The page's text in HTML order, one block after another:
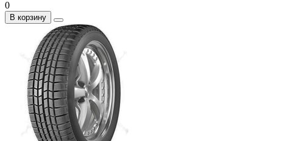
0
В корзину